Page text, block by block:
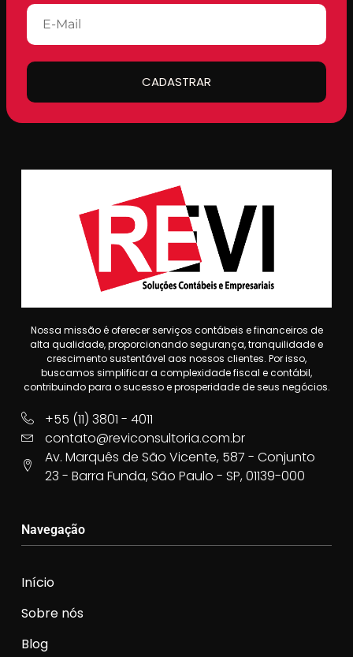
CADASTRAR
Nossa missão é oferecer serviços contábeis e financeiros de
alta qualidade, proporcionando segurança, tranquilidade e
crescimento sustentável aos nossos clientes. Por isso,
buscamos simplificar a complexidade fiscal e contábil,
contribuindo para o sucesso e prosperidade de seus negócios.
+55 (11) 3801 - 4011
contato@reviconsultoria.com.br
Av. Marquês de São Vicente, 587 - Conjunto
23 - Barra Funda, São Paulo - SP, 01139-000
Navegação
Início
Sobre nós
Blog